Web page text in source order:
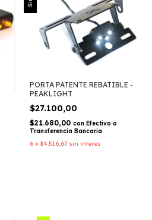
PORTA PATENTE REBATIBLE -
PEAKLIGHT
$27.100,00
$21.680,00 con Efectivo o
Transferencia Bancaria
6 x $4.516,67 sin interés